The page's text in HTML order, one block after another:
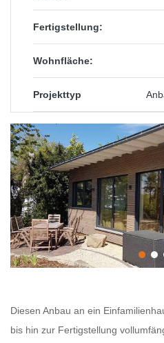
Diesen Anbau an ein
bis hin zur Fertigstellung
Fertigstellung:
Wohnfläche:
Projekttyp